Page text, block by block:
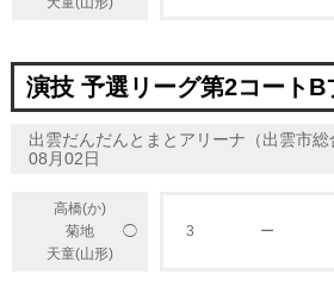
演技 予選リーグ第2コートB
出雲だんだんとまとアリーナ（出雲市総
08月02日
高橋(か)
菊地
天童(山形)
◯ 3 ー